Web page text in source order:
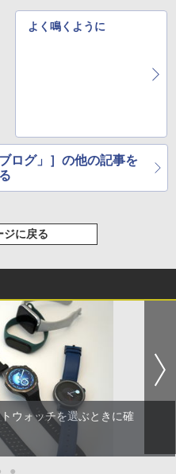
よく鳴くように
ログ」］の他の記事を
ジに戻る
ウォッチを選ぶときに確
●